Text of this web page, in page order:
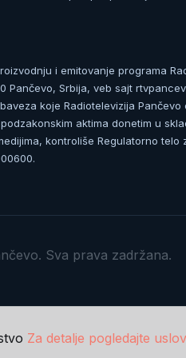
i emitovanje programa
Pančevo, Srbija, veb sajt
koje Radiotelevizija Pančevo
aktima donetim u
kontroliše Regulatorno telo
Sva prava zadržana.
Za detalje pogledajte